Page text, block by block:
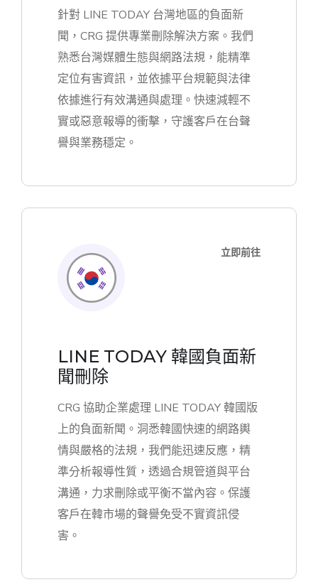
針對 LINE TODAY 台灣地區的負面新
聞，CRG 提供專業刪除解決方案。我們
熟悉台灣媒體生態與網路法規，能精準
定位有害資訊，並依據平台規範與法律
依據進行有效溝通與處理。快速減輕不
實或惡意報導的衝擊，守護客戶在台聲
譽與業務穩定。
立即前往
LINE TODAY 韓國負面新
聞刪除
CRG 協助企業處理 LINE TODAY 韓國版
上的負面新聞。洞悉韓國快速的網路輿
情與嚴格的法規，我們能迅速反應，精
準分析報導性質，透過合規管道與平台
溝通，力求刪除或平衡不當內容。保護
客戶在韓市場的聲譽免受不實資訊侵
害。